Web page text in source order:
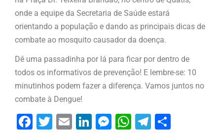
onde a equipe da Secretaria de Saúde estará
orientando a população e dando as principais dicas de
combate ao mosquito causador da doença.
Dê uma passadinha por lá para ficar por dentro de
todos os informativos de prevenção! E lembre-se: 10
minutinhos podem fazer a diferença. Vamos juntos no
combate à Dengue!
Facebook
Twitter
EmailLinkedIn
Messenger
WhatsApp
Telegram